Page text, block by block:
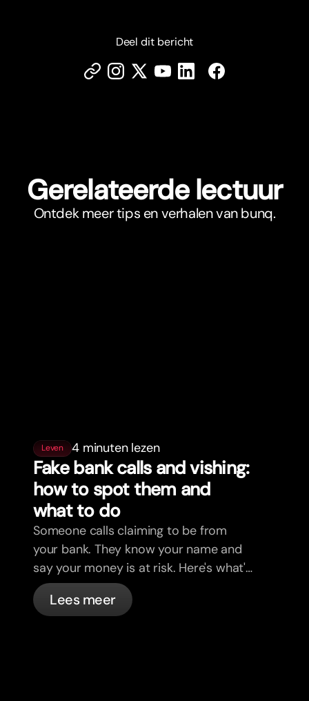
Deel dit bericht
Gerelateerde lectuur
Ontdek meer tips en verhalen van bunq.
Leven 4 minuten lezen
Fake bank calls and vishing:
how to spot them and
what to do
Someone calls claiming to be from
your bank. They know your name and
say your money is at risk. Here's what's
actually happening, and what to do.
Lees meer